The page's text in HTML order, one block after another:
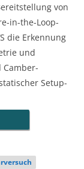
von
in-the-Loop-
die Erkennung
und
Camber-
Setup-